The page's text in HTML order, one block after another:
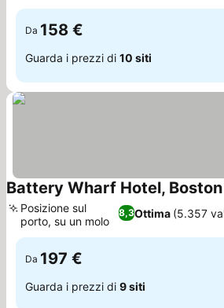
Da 158 €
Guarda i prezzi di 10 siti
Battery Wharf Hotel,
8,3Ottima (5.357
Posizione sul
porto, su un molo
Da 197 €
Guarda i prezzi di 9 siti